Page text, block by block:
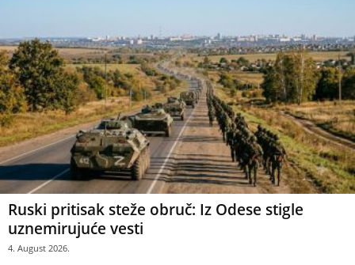
Ruski pritisak steže obruč: Iz Odese stigle
uznemirujuće vesti
4. August 2026.